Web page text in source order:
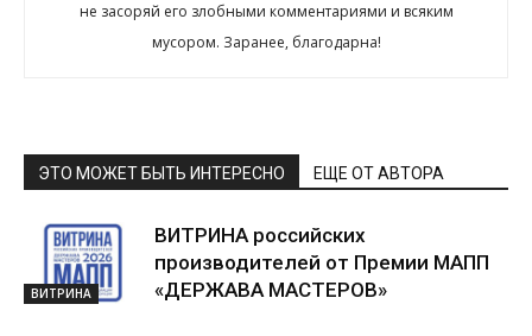
не засоряй его злобными комментариями и всяким
мусором. Заранее, благодарна!
ЭТО МОЖЕТ БЫТЬ ИНТЕРЕСНО ЕЩЕ ОТ АВТОРА
ВИТРИНА
ВИТРИНА российских
производителей от Премии МАПП
«ДЕРЖАВА МАСТЕРОВ»